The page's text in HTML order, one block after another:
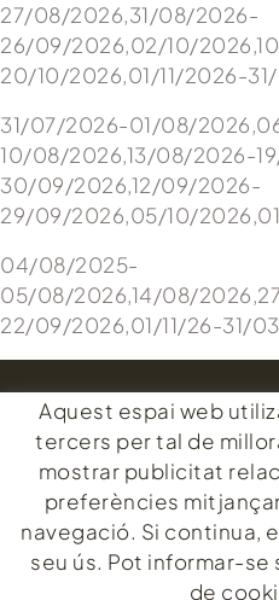
27/08/2026,31/08/2026-
26/09/2026,02/10/
20/10/2026,01/11/2026-
31/07/2026-01/08/
10/08/2026,13/08/2026-
30/09/2026,12/09/2026-
29/09/2026,05/10/
04/08/2025-
05/08/2026,14/08/
22/09/2026,01/11/26-31/
Passeig de
17300 Blanes -
Aquest espai web
tercers per tal de
mostrar publicitat
preferències
navegació. Si continua,
seu ús. Pot informar-
de